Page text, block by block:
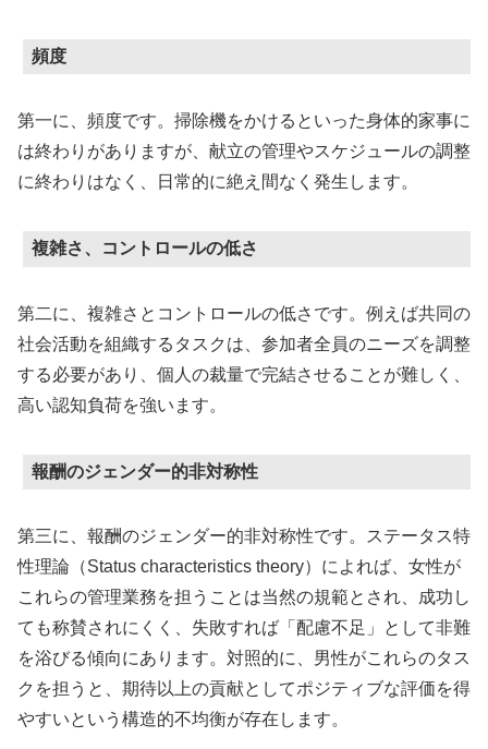
頻度
第一に、頻度です。掃除機をかけるといった身体的家事に
は終わりがありますが、献立の管理やスケジュールの調整
に終わりはなく、日常的に絶え間なく発生します。
複雑さ、コントロールの低さ
第二に、複雑さとコントロールの低さです。例えば共同の
社会活動を組織するタスクは、参加者全員のニーズを調整
する必要があり、個人の裁量で完結させることが難しく、
高い認知負荷を強います。
報酬のジェンダー的非対称性
第三に、報酬のジェンダー的非対称性です。ステータス特
性理論（Status characteristics theory）によれば、女性が
これらの管理業務を担うことは当然の規範とされ、成功し
ても称賛されにくく、失敗すれば「配慮不足」として非難
を浴びる傾向にあります。対照的に、男性がこれらのタス
クを担うと、期待以上の貢献としてポジティブな評価を得
やすいという構造的不均衡が存在します。